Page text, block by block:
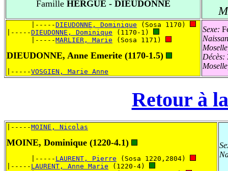
FamilleHERGUÉ - DIEUDONNE
      |-----
DIEUDONNE, Dominique (Sosa 1170)
|-----DIEUDONNE, Dominique (1170-1)
      |-----
MARLIER, Marie (Sosa 1171)
DIEUDONNE, Anne Emerite (1170-1.5)
|-----VOSGIEN, Marie Anne
Sexe:
Décès:
Retour à
|-----MOINE, Nicolas
MOINE, Dominique (1220-4.1)
      |-----
LAURENT, Pierre (Sosa 1220,2804)
|----- LAURENT, Anne Marie (1220-4)